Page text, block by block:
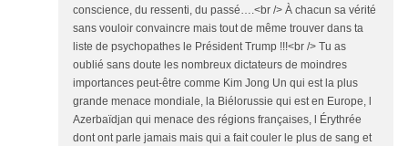
conscience, du ressenti, du passé….<br /> À chacun sa vérité
sans vouloir convaincre mais tout de même trouver dans ta
liste de psychopathes le Président Trump !!!<br /> Tu as
oublié sans doute les nombreux dictateurs de moindres
importances peut-être comme Kim Jong Un qui est la plus
grande menace mondiale, la Biélorussie qui est en Europe, l
Azerbaïdjan qui menace des régions françaises, l Érythrée
dont ont parle jamais mais qui a fait couler le plus de sang et